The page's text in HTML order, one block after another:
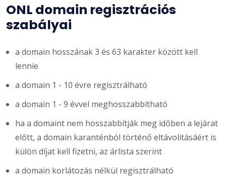
ONL domain regisztrációs
szabályai
a domain hosszának 3 és 63 karakter között kell
lennie
a domain 1 - 10 évre regisztrálható
a domain 1 - 9 évvel meghosszabbítható
ha a domaint nem hosszabbítják meg időben a lejárat
előtt, a domain karanténból történő eltávolításáért is
külön díjat kell fizetni, az árlista szerint
a domain korlátozás nélkül regisztrálható